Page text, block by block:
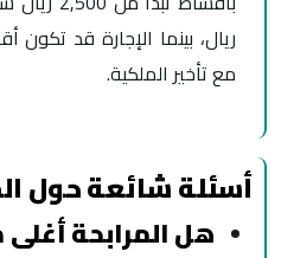
مع تأخير الملكية.
أسئلة شائعة حول
هل المرابحة أغلى